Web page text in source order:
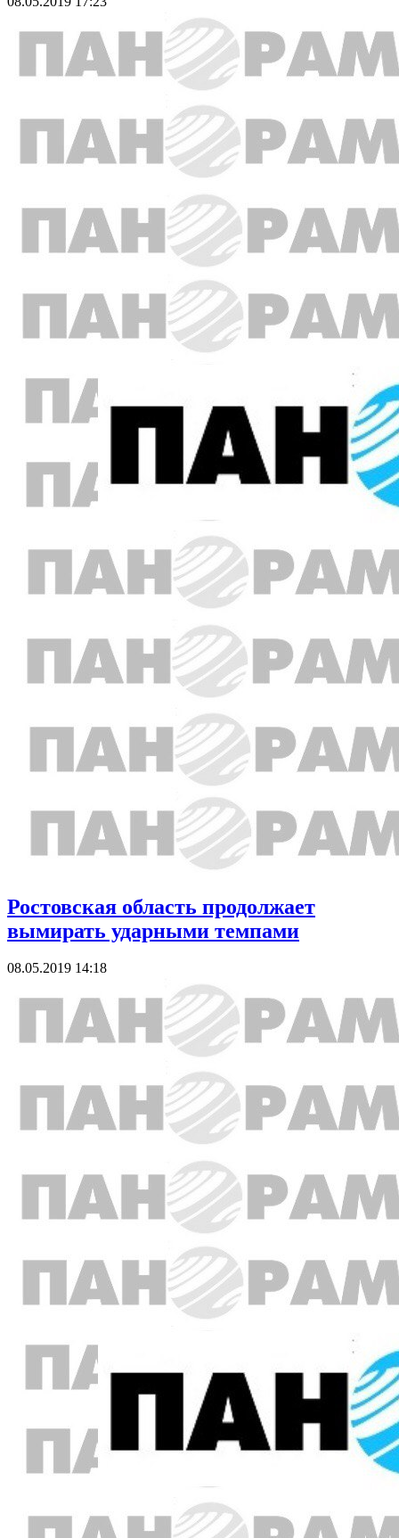
Ростовская область продолжает
вымирать ударными темпами
08.05.2019 14:18